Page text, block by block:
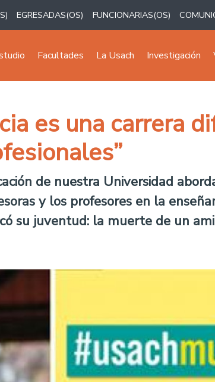
EGRESADAS(OS) FUNCIONARIAS(OS)
Facultades La Usach Investigación
es una carrera
de nuestra Universidad
y los profesores en la
su juventud: la muerte de un